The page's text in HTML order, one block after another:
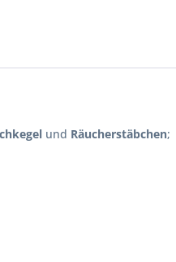
und Räucherstäbchen;